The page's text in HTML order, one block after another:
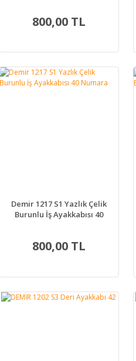
800,00 TL
Demir 1217 S1 Yazlık Çelik
Burunlu İş Ayakkabısı 40
800,00 TL